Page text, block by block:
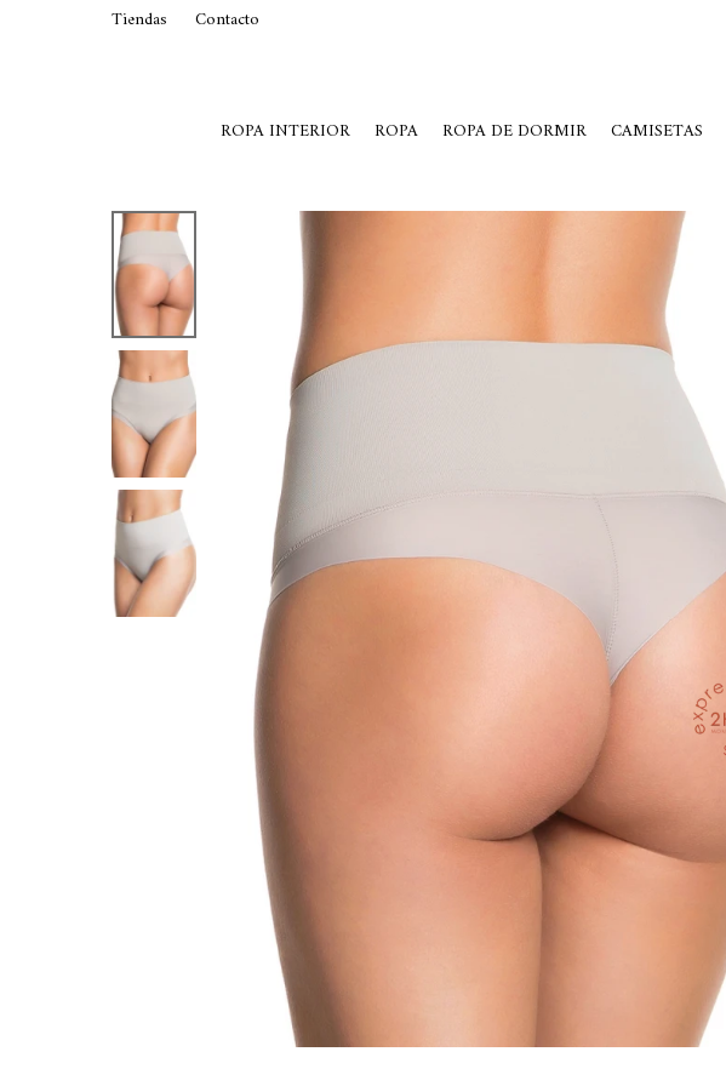
ROPA INTERIOR ROPA ROPA DE DORMIR CAMISETAS
Tiendas Contacto